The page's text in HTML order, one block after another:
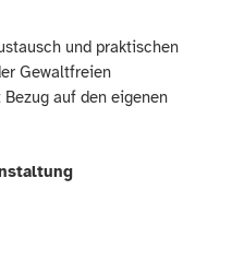
und praktischen
Gewaltfreien
auf den eigenen